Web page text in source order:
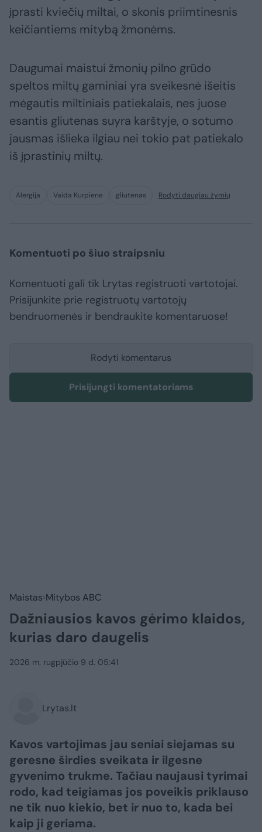
įprasti kviečių miltai, o skonis priimtinesnis
keičiantiems mitybą žmonėms.
Daugumai maistui žmonių pilno grūdo
speltos miltų gaminiai yra sveikesnė išeitis
mėgautis miltiniais patiekalais, nes juose
esantis gliutenas suyra karštyje, o sotumo
jausmas išlieka ilgiau nei tokio pat patiekalo
iš įprastinių miltų.
Alergija Vaida Kurpienė gliutenas Rodyti daugiau žymių
Komentuoti po šiuo straipsniu
Komentuoti gali tik Lrytas registruoti vartotojai.
Prisijunkite prie registruotų vartotojų
bendruomenės ir bendraukite komentaruose!
Rodyti komentarus
Prisijungti komentatoriams
Maistas Mitybos ABC
Dažniausios kavos gėrimo klaidos,
kurias daro daugelis
2026 m. rugpjūčio 9 d. 05:41
Lrytas.lt
Kavos vartojimas jau seniai siejamas su
geresne širdies sveikata ir ilgesne
gyvenimo trukme. Tačiau naujausi tyrimai
rodo, kad teigiamas jos poveikis priklauso
ne tik nuo kiekio, bet ir nuo to, kada bei
kaip ji geriama.